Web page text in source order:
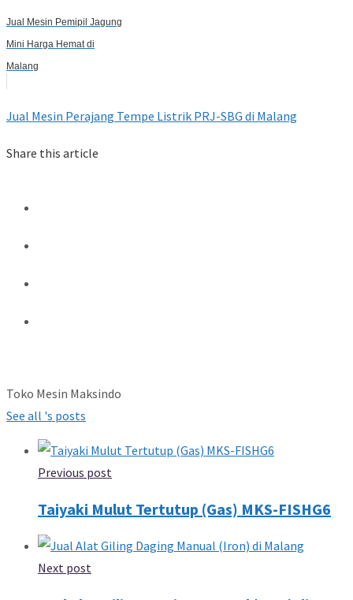
Jual Mesin Pemipil Jagung
Mini Harga Hemat di
Malang
Jual Mesin Perajang Tempe Listrik PRJ-SBG di Malang
Share this article
Toko Mesin Maksindo
See all 's posts
Previous post
Taiyaki Mulut Tertutup (Gas) MKS-FISHG6
Next post